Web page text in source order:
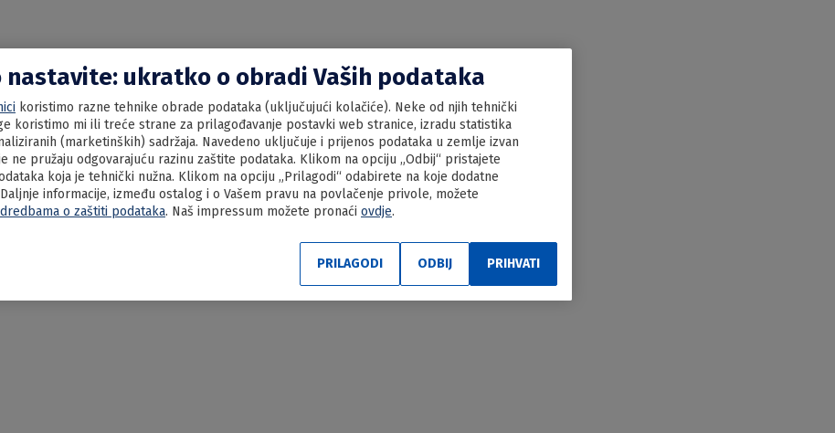
zagorski štrukli
nastavite: ukratko o obradi Vaših podataka
koristimo razne tehnike obrade podataka (uključujući kolačiće). Neke od njih tehnički
koristimo mi ili treće strane za prilagođavanje postavki web stranice, izradu statistika
(marketinških) sadržaja. Navedeno uključuje i prijenos podataka u zemlje izvan
ne pružaju odgovarajuću razinu zaštite podataka. Klikom na opciju „Odbij“ pristajete
koja je tehnički nužna. Klikom na opciju „Prilagodi“ odabirete na koje dodatne
informacije, između ostalog i o Vašem pravu na povlačenje privole, možete
o zaštiti podataka. Naš impressum možete pronaći ovdje.
ODBIJ PRIHVATI
PRILAGODI